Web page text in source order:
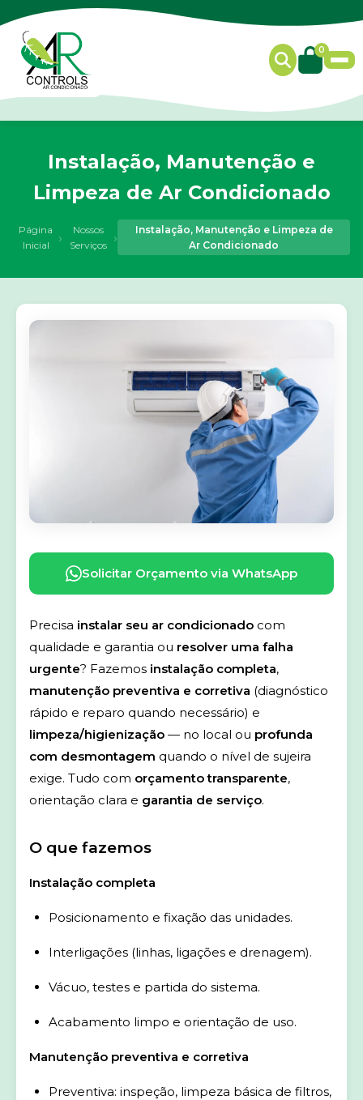
0
Instalação, Manutenção e
Limpeza de Ar Condicionado
Página
Inicial
›
Nossos
Serviços
›
Instalação, Manutenção e Limpeza de
Ar Condicionado
Solicitar Orçamento via WhatsApp
Precisa instalar seu ar condicionado com
qualidade e garantia ou resolver uma falha
urgente? Fazemos instalação completa,
manutenção preventiva e corretiva (diagnóstico
rápido e reparo quando necessário) e
limpeza/higienização — no local ou profunda
com desmontagem quando o nível de sujeira
exige. Tudo com orçamento transparente,
orientação clara e garantia de serviço.
O que fazemos
Instalação completa
Posicionamento e fixação das unidades.
Interligações (linhas, ligações e drenagem).
Vácuo, testes e partida do sistema.
Acabamento limpo e orientação de uso.
Manutenção preventiva e corretiva
Preventiva: inspeção, limpeza básica de filtros,